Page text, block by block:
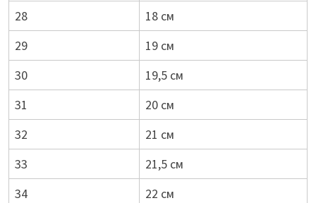
28
18 см
29
19 см
30
19,5 см
31
20 см
32
21 см
33
21,5 см
34
22 см